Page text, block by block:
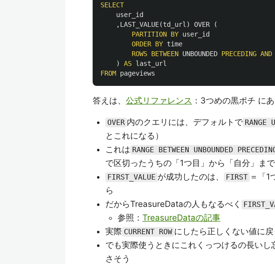
SELECT
user_id
,LAST_VALUE(td_url ) OVER
(
PARTITION BY user_id
ORDER BY time
ROWS BETWEEN UNBOUNDED PRECEDING AND
)
AS last_url
FROM pageviews
答えは、 公式リファレンス ：3つめの黒ポチ にあ
OVER 内のクエリには、デフォルトで RANGE
とこれになる）
これは RANGE BETWEEN UNBOUNDED
で区切ったうちの「1つ目」から「自分」ま
FIRST_VALUE が成功したのは、 FIRST ＝「1
ら
だからTreasureDataの人もなるべく
参照： TreasureDataの記事
実際 CURRENT ROW にしたら正しくない値に戻
でも実際使うときにこれくっつけるの長いし
さそう